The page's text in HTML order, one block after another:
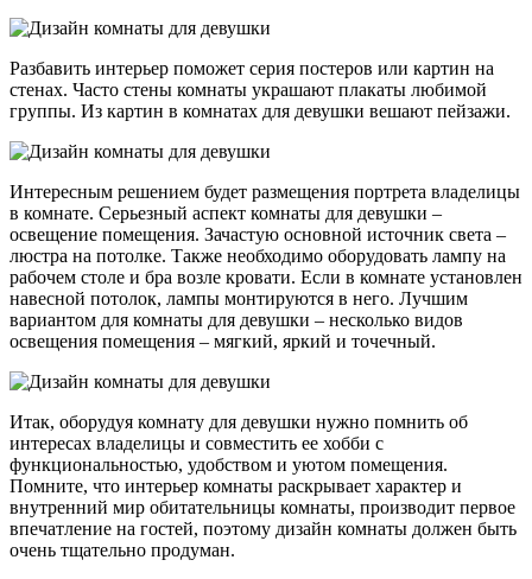
Разбавить интерьер поможет серия постеров или картин на
стенах. Часто стены комнаты украшают плакаты любимой
группы. Из картин в комнатах для девушки вешают пейзажи.
Интересным решением будет размещения портрета владелицы
в комнате. Серьезный аспект комнаты для девушки –
освещение помещения. Зачастую основной источник света –
люстра на потолке. Также необходимо оборудовать лампу на
рабочем столе и бра возле кровати. Если в комнате установлен
навесной потолок, лампы монтируются в него. Лучшим
вариантом для комнаты для девушки – несколько видов
освещения помещения – мягкий, яркий и точечный.
Итак, оборудуя комнату для девушки нужно помнить об
интересах владелицы и совместить ее хобби с
функциональностью, удобством и уютом помещения.
Помните, что интерьер комнаты раскрывает характер и
внутренний мир обитательницы комнаты, производит первое
впечатление на гостей, поэтому дизайн комнаты должен быть
очень тщательно продуман.